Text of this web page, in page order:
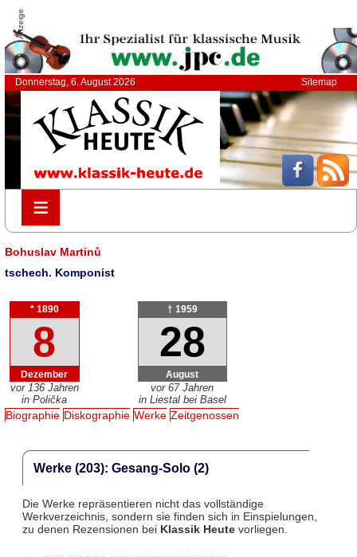
Anzeige
Donnerstag, 6. August 2026 Sitemap
≡
≡
Bohuslav Martinů
tschech. Komponist
* 1890
8
Dezember
vor 136 Jahren
in Polička
† 1959
28
August
vor 67 Jahren
in Liestal bei Basel
Biographie Diskographie Werke Zeitgenossen
Werke (203): Gesang-Solo (2)
Die Werke repräsentieren nicht das vollständige
Werkverzeichnis, sondern sie finden sich in Einspielungen,
zu denen Rezensionen bei Klassik Heutevorliegen.